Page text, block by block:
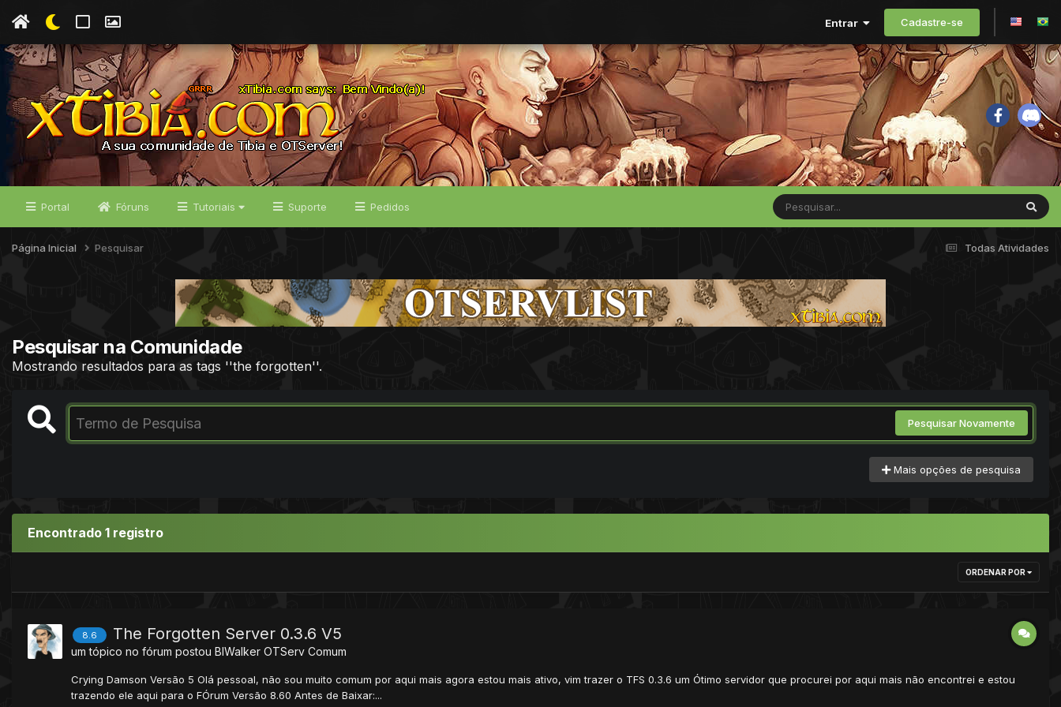
Entrar Cadastre-se
Portal Fóruns Tutoriais Suporte Pedidos
Todas Atividades
Página Inicial Pesquisar
Pesquisar na Comunidade
Mostrando resultados para as tags ''the forgotten''.
Pesquisar Novamente
Mais opções de pesquisa
Encontrado 1 registro
ORDENAR POR
8.6 The Forgotten Server 0.3.6 V5
um tópico no fórum postou BlWalker OTServ Comum
Crying Damson Versão 5 Olá pessoal, não sou muito comum por aqui mais agora estou mais ativo, vim trazer o TFS 0.3.6 um Ótimo servidor que procurei por aqui mais não encontrei e estou
trazendo ele aqui para o FÓrum Versão 8.60 Antes de Baixar:...